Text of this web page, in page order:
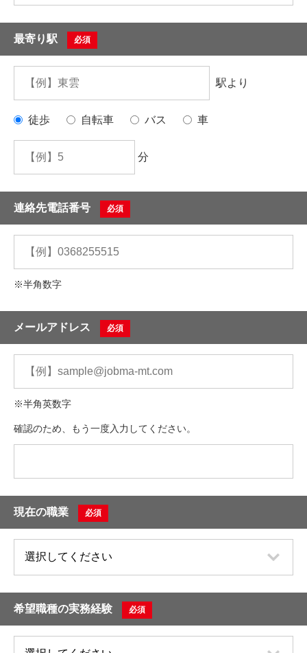
最寄り駅 必須
駅より
徒歩 自転車 バス 車
分
連絡先電話番号 必須
※半角数字
メールアドレス 必須
※半角英数字
確認のため、もう一度入力してください。
現在の職業 必須
希望職種の実務経験 必須